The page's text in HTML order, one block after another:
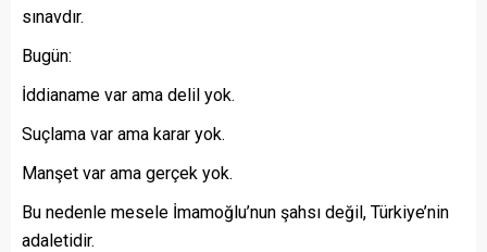
sınavdır.
Bugün:
İddianame var ama delil yok.
Suçlama var ama karar yok.
Manşet var ama gerçek yok.
Bu nedenle mesele İmamoğlu’nun şahsı değil, Türkiye’nin
adaletidir.